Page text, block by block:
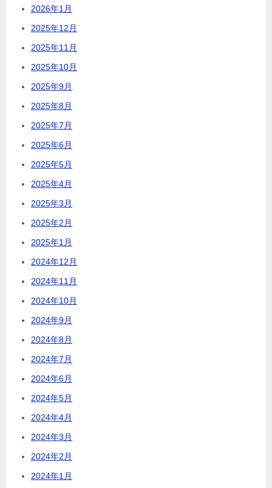
2026年1月
2025年12月
2025年11月
2025年10月
2025年9月
2025年8月
2025年7月
2025年6月
2025年5月
2025年4月
2025年3月
2025年2月
2025年1月
2024年12月
2024年11月
2024年10月
2024年9月
2024年8月
2024年7月
2024年6月
2024年5月
2024年4月
2024年3月
2024年2月
2024年1月